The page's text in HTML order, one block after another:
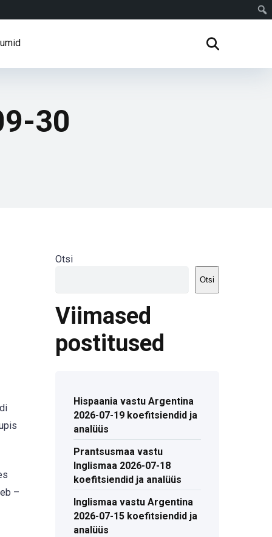
30
–
Otsi
Otsi
Viimased
postitused
Hispaania vastu Argentina
2026-07-19 koefitsiendid ja
analüüs
Prantsusmaa vastu
Inglismaa 2026-07-18
koefitsiendid ja analüüs
Inglismaa vastu Argentina
2026-07-15 koefitsiendid ja
analüüs